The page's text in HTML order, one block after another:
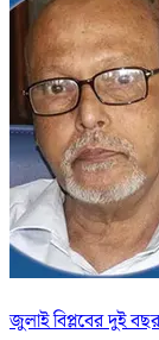
জুলাই বিপ্লবের দুই বছর